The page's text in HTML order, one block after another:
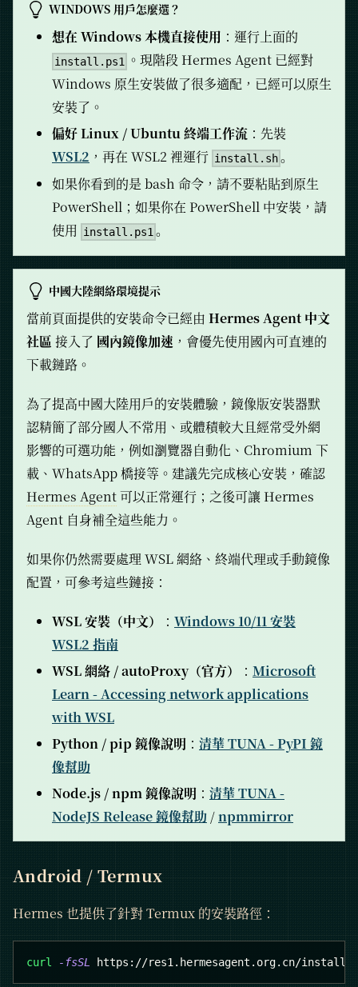
WINDOWS 用戶怎麼選？
想在 Windows 本機直接使用 ：運行上面的
install.ps1
。現階段 Hermes Agent 已經對
Windows 原生安裝做了很多適配，已經可以原生
安裝了。
偏好 Linux / Ubuntu 終端工作流 ：先裝
WSL2 ，再在 WSL2 裡運行 install.sh 。
如果你看到的是 bash 命令，請不要粘貼到原生
PowerShell；如果你在 PowerShell 中安裝，請
使用 install.ps1 。
中國大陸網絡環境提示
當前頁面提供的安裝命令已經由 Hermes Agent 中文
社區 接入了 國內鏡像加速 ，會優先使用國內可直連的
下載鏈路。
為了提高中國大陸用戶的安裝體驗，鏡像版安裝器默
認精簡了部分國人不常用、或體積較大且經常受外網
影響的可選功能，例如瀏覽器自動化、Chromium 下
載、WhatsApp 橋接等。建議先完成核心安裝，確認
Hermes Agent可以正常運行；之後可讓 Hermes
Agent 自身補全這些能力。
如果你仍然需要處理 WSL 網絡、終端代理或手動鏡像
配置，可參考這些鏈接：
WSL 安裝（中文） ： Windows 10/11 安裝
WSL2 指南
WSL 網絡 / autoProxy（官方）
： Microsoft
Learn - Accessing network applications
with WSL
Python / pip 鏡像說明 ： 清華 TUNA - PyPI 鏡
像幫助
Node.js / npm 鏡像說明 ： 清華 TUNA -
NodeJS Release 鏡像幫助 /npmmirror
Android / Termux
Hermes 也提供了針對 Termux 的安裝路徑：
curl -fsSL https://res1.hermesagent.org.cn/